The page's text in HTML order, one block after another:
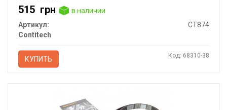
515 грн
в наличии
Артикул:
CT874
Contitech
КУПИТЬ Код: 68310-38